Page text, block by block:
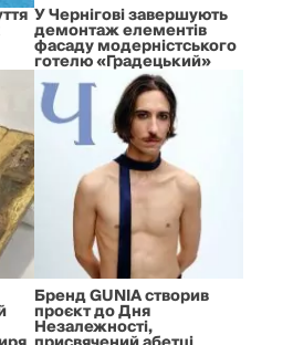
У Чернігові завершують
демонтаж елементів
фасаду модерністського
готелю «Градецький»
Бренд GUNIA створив
проєкт до Дня
Незалежності,